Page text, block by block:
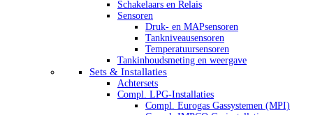
Schakelaars en Relais
Sensoren
Druk- en MAPsensoren
Tankniveausensoren
Temperatuursensoren
Tankinhoudsmeting en weergave
Sets & Installaties
Achtersets
Compl. LPG-Installaties
Compl. Eurogas Gassystemen (MPI)